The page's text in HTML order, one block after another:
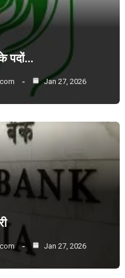
पदों…
Jan 27, 2026
Jan 27, 2026